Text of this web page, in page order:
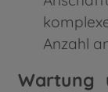
Anzahl
Wartung